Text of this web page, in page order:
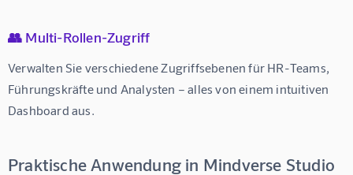
👥 Multi-Rollen-Zugriff
Verwalten Sie verschiedene Zugriffsebenen für HR-Teams,
Führungskräfte und Analysten – alles von einem intuitiven
Dashboard aus.
Praktische Anwendung in Mindverse Studio